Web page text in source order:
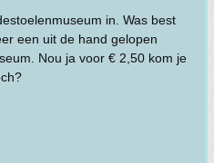
in. Was best
een uit de hand gelopen
Nou ja voor € 2,50 kom je